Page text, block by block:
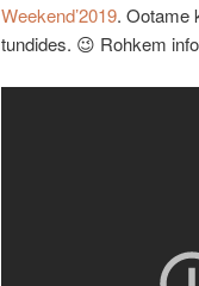
Weekend’2019. Ootame
tundides. 😉 Rohkem